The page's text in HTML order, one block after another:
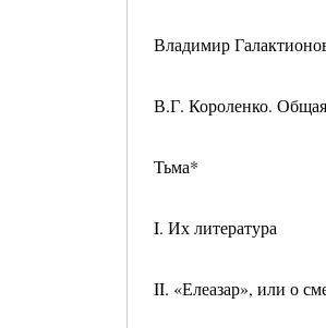
Владимир
В.Г. Короленко.
Тьма*
I. Их литература
II. «Елеазар», или о